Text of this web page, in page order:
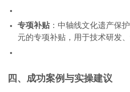
专项补贴：中轴线文化遗产保
元的专项补贴，用于技术研发、
四、成功案例与实操建议